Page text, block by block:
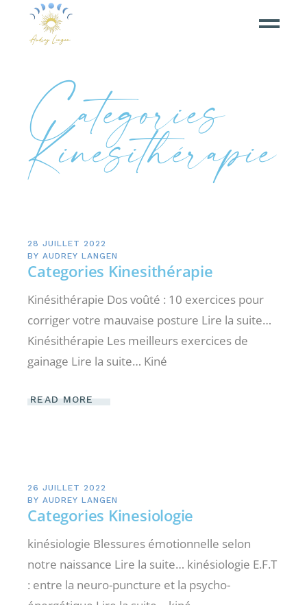
Categories
Kinesithérapie
28 JUILLET 2022
BY AUDREY LANGEN
Categories Kinesithérapie
Kinésithérapie Dos voûté : 10 exercices pour
corriger votre mauvaise posture Lire la suite…
Kinésithérapie Les meilleurs exercices de
gainage Lire la suite… Kiné
READ MORE
26 JUILLET 2022
BY AUDREY LANGEN
Categories Kinesiologie
kinésiologie Blessures émotionnelle selon
notre naissance Lire la suite… kinésiologie E.F.T
: entre la neuro-puncture et la psycho-